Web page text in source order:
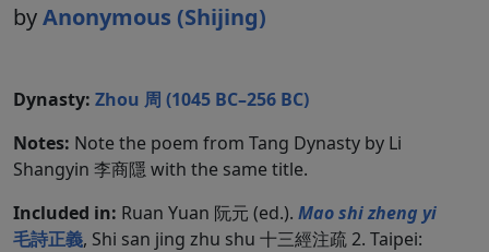
byAnonymous (Shijing)
Dynasty: Zhou 周 (1045 BC–256 BC)
Notes: Note the poem from Tang Dynasty by Li
Shangyin 李商隱 with the same title.
Included in: Ruan Yuan 阮元 (ed.). Mao shi zheng yi
毛詩正義, Shi san jing zhu shu 十三經注疏 2. Taipei: